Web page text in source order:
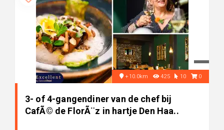
+10.0km 425 10 0
3- of 4-gangendiner van de chef bij
CafÃ© de FlorÃ¨z in hartje Den Haa..